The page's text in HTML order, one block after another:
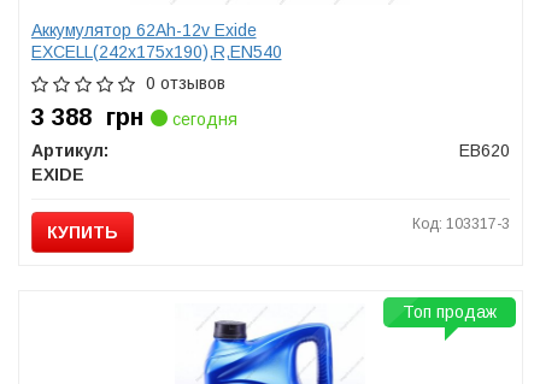
Аккумулятор 62Ah-12v Exide
EXCELL(242х175х190),R,EN540
0 отзывов
3 388 грн
сегодня
Артикул:
EB620
EXIDE
КУПИТЬ Код: 103317-3
Топ продаж